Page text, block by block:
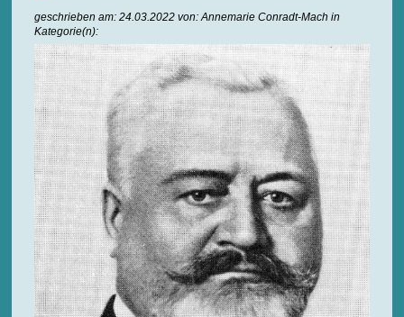
geschrieben am: 24.03.2022 von: Annemarie Conradt-Mach in
Kategorie(n):